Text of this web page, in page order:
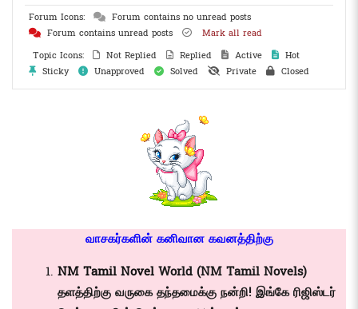
Forum Icons:
Forum contains no unread posts
Forum contains unread posts
Mark all read
Topic Icons:
Not Replied Replied Active
Hot
Sticky
Unapproved Solved Private Closed
வாசகர்களின் கனிவான கவனத்திற்கு
NM Tamil NovelWorld (NM Tamil Novels)
தளத்திற்கு வருகை தந்தமைக்கு நன்றி! இங்கே ரிஜிஸ்டர்